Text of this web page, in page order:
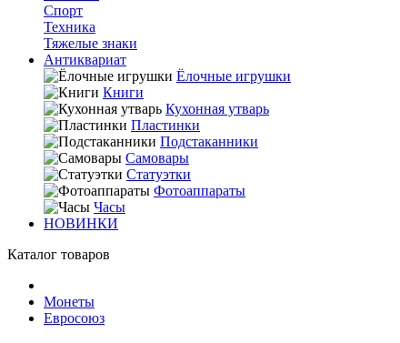
Спорт
Техника
Тяжелые знаки
Антиквариат
Ёлочные игрушки
Книги
Кухонная утварь
Пластинки
Подстаканники
Самовары
Статуэтки
Фотоаппараты
Часы
НОВИНКИ
Каталог товаров
Монеты
Евросоюз